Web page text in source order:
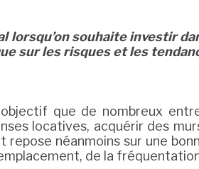
souhaite investir
sur les risques et les
que de nombreux
locatives, acquérir des
néanmoins sur une
de la